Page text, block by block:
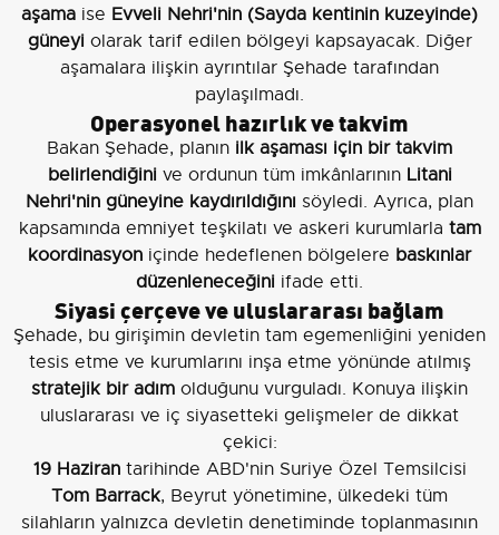
aşama ise Evveli Nehri'nin (Sayda kentinin kuzeyinde)
güneyiolarak tarif edilen bölgeyi kapsayacak. Diğer
aşamalara ilişkin ayrıntılar Şehade tarafından
paylaşılmadı.
Operasyonel hazırlık ve takvim
Bakan Şehade, planın ilk aşaması için bir takvim
belirlendiğinive ordunun tüm imkânlarının Litani
Nehri'nin güneyine kaydırıldığını söyledi. Ayrıca, plan
kapsamında emniyet teşkilatı ve askeri kurumlarla tam
koordinasyon içinde hedeflenen bölgelere baskınlar
düzenleneceğini ifade etti.
Siyasi çerçeve ve uluslararası bağlam
Şehade, bu girişimin devletin tam egemenliğini yeniden
tesis etme ve kurumlarını inşa etme yönünde atılmış
stratejik bir adım olduğunu vurguladı. Konuya ilişkin
uluslararası ve iç siyasetteki gelişmeler de dikkat
çekici:
19 Hazirantarihinde ABD'nin Suriye Özel Temsilcisi
Tom Barrack, Beyrut yönetimine, ülkedeki tüm
silahların yalnızca devletin denetiminde toplanmasının